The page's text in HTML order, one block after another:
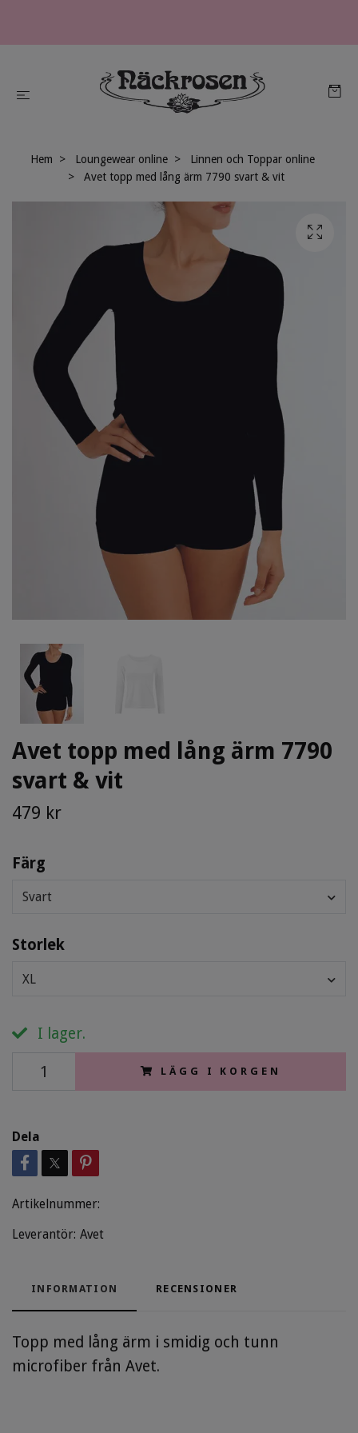
Hem Loungewear online
Linnen och Toppar online
Avet topp med lång ärm 7790 svart & vit
Avet topp med lång ärm 7790
svart & vit
479 kr
Färg
Svart
Storlek
XL
I lager.
LÄGG I KORGEN
Dela
Artikelnummer:
Leverantör: Avet
INFORMATION RECENSIONER
Topp med lång ärm i smidig och tunn
microfiber från Avet.